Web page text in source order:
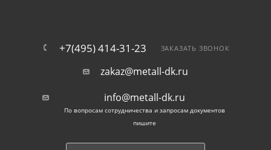
+7(495) 414-31-23 ЗАКАЗАТЬ ЗВОНОК
zakaz@metall-dk.ru
info@metall-dk.ru
По вопросам сотрудничества и запросам документов
пишите